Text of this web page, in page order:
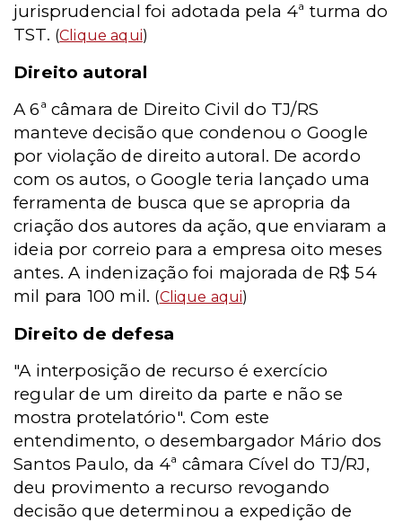
jurisprudencial foi adotada pela 4ª turma do
TST. (Clique aqui)
Direito autoral
A 6ª câmara de Direito Civil do TJ/RS
manteve decisão que condenou o Google
por violação de direito autoral. De acordo
com os autos, o Google teria lançado uma
ferramenta de busca que se apropria da
criação dos autores da ação, que enviaram a
ideia por correio para a empresa oito meses
antes. A indenização foi majorada de R$ 54
mil para 100 mil. (Clique aqui)
Direito de defesa
"A interposição de recurso é exercício
regular de um direito da parte e não se
mostra protelatório". Com este
entendimento, o desembargador Mário dos
Santos Paulo, da 4ª câmara Cível do TJ/RJ,
deu provimento a recurso revogando
decisão que determinou a expedição de